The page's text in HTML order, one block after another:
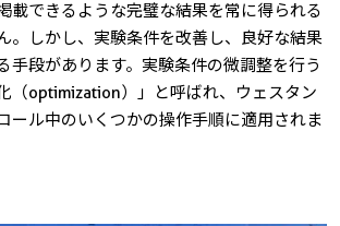
載できるような完璧な結果を常に得られる
。しかし、実験条件を改善し、良好な結果
手段があります。実験条件の微調整を行う
（optimization）」と呼ばれ、ウェスタン
ール中のいくつかの操作手順に適用されま